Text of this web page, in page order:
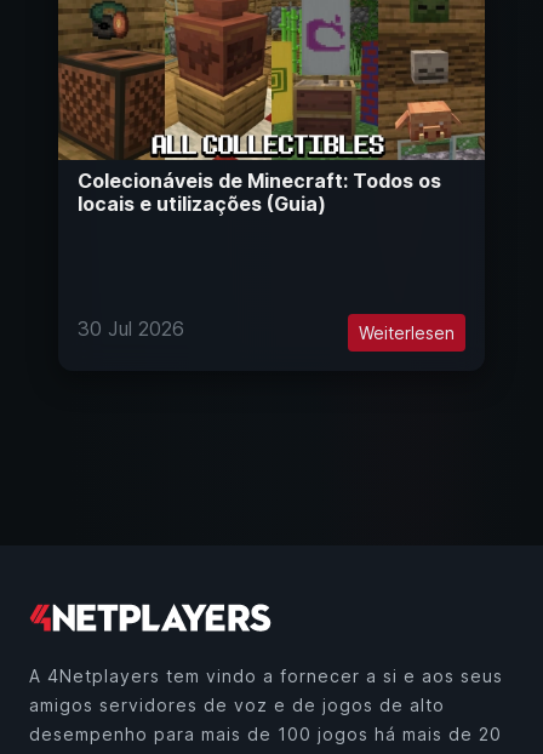
Colecionáveis de Minecraft: Todos os
locais e utilizações (Guia)
30 Jul 2026 Weiterlesen
A 4Netplayers tem vindo a fornecer a si e aos seus
amigos servidores de voz e de jogos de alto
desempenho para mais de 100 jogos há mais de 20